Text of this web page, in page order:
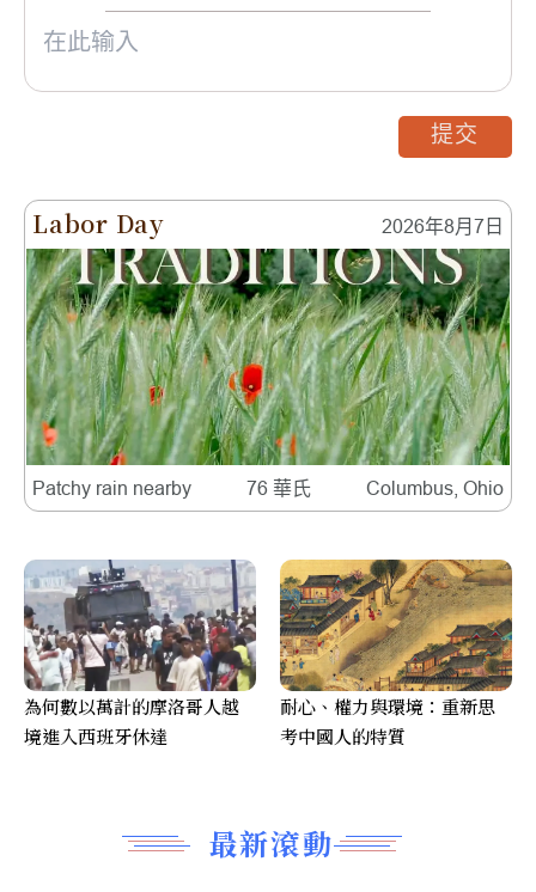
Labor Day 2026年8月7日
Patchy rain nearby 76 華氏 Columbus, Ohio
最新滾動
提交
為何數以萬計的摩洛哥人越
境進入西班牙休達
耐心、權力與環境：重新思
考中國人的特質